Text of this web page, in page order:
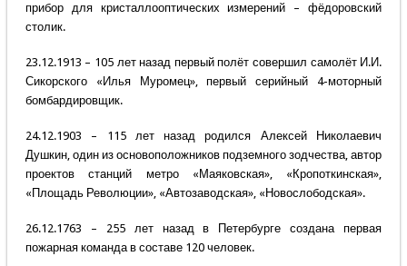
прибор для кристаллооптических измерений – фёдоровский
столик.
23.12.1913 – 105 лет назад первый полёт совершил самолёт И.И.
Сикорского «Илья Муромец», первый серийный 4-моторный
бомбардировщик.
24.12.1903 – 115 лет назад родился Алексей Николаевич
Душкин, один из основоположников подземного зодчества, автор
проектов станций метро «Маяковская», «Кропоткинская»,
«Площадь Революции», «Автозаводская», «Новослободская».
26.12.1763 – 255 лет назад в Петербурге создана первая
пожарная команда в составе 120 человек.